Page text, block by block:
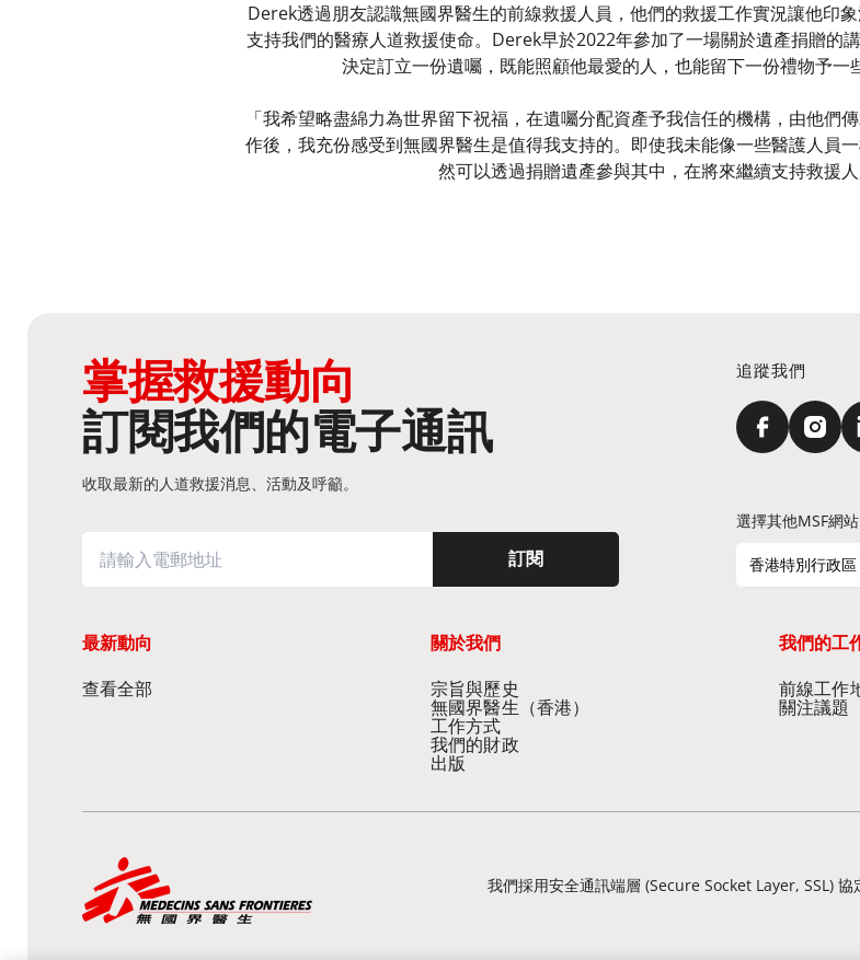
Derek透過朋友認識無國界醫生的前線救援人員，他們的救援工作實況讓他印
支持我們的醫療人道救援使命。Derek早於2022年參加了一場關於遺產捐贈的
決定訂立一份遺囑，既能照顧他最愛的人，也能留下一份禮物予一
「我希望略盡綿力為世界留下祝福，在遺囑分配資產予我信任的機構，由他們
作後，我充份感受到無國界醫生是值得我支持的。即使我未能像一些醫護人員
然可以透過捐贈遺產參與其中，在將來繼續支持救援人
掌握救援動向
訂閱我們的電子通訊
收取最新的人道救援消息、活動及呼籲。
訂閱
追蹤我們
選擇其他MSF網站
香港特別行政區
最新動向
查看全部
關於我們
宗旨與歷史​
無國界醫生（香港）​
工作方式
我們的財政
出版
我們的工
前線工作
關注議題
我們採用安全通訊端層 (Secure Socket Layer, SSL)